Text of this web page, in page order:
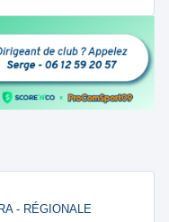
- RÉGIONALE